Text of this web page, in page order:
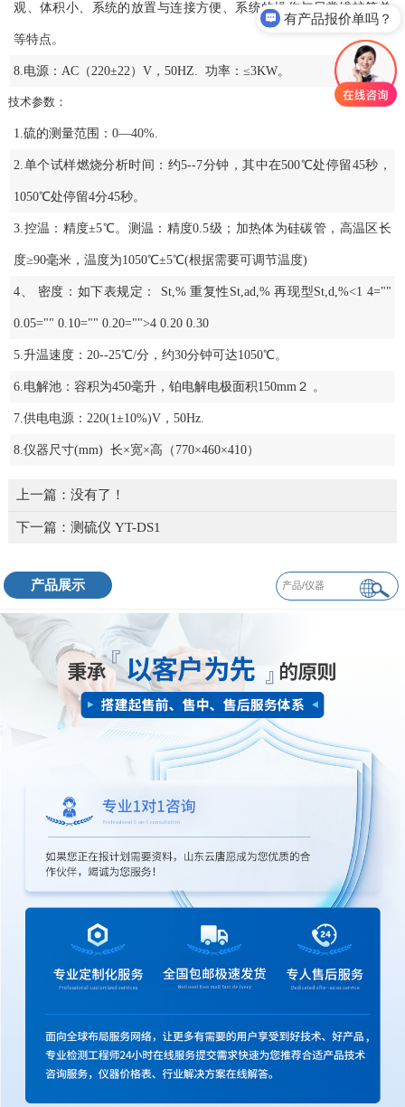
观、体积小、系统的放置与连接方便、系统的操作与日常维护简单
等特点。
8.电源：AC（220±22）V，50HZ. 功率：≤3KW。
技术参数：
1.硫的测量范围：0—40%.
2.单个试样燃烧分析时间：约5--7分钟，其中在500℃处停留45秒，
1050℃处停留4分45秒。
3.控温：精度±5℃。测温：精度0.5级；加热体为硅碳管，高温区长
度≥90毫米，温度为1050℃±5℃(根据需要可调节温度)
4、 密度：如下表规定： St,% 重复性St,ad,% 再现型St,d,%<1 4=""
0.05="" 0.10="" 0.20="">4 0.20 0.30
5.升温速度：20--25℃/分，约30分钟可达1050℃。
6.电解池：容积为450毫升，铂电解电极面积150mm２ 。
7.供电电源：220(1±10%)V，50Hz.
8.仪器尺寸(mm) 长×宽×高（770×460×410）
上一篇：没有了！
下一篇： 测硫仪 YT-DS1
产品展示
有产品报价单吗？